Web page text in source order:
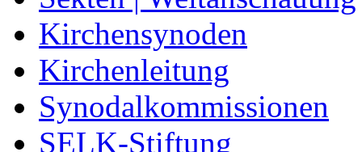
Kirchensynoden
Kirchenleitung
Synodalkommissionen
SELK-Stiftung